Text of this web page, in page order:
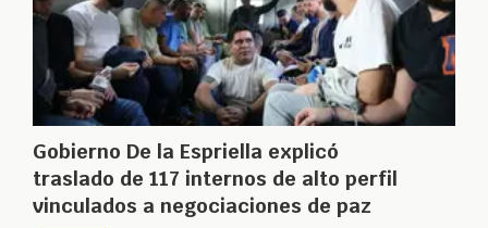
Gobierno De la Espriella explicó
traslado de 117 internos de alto perfil
vinculados a negociaciones de paz